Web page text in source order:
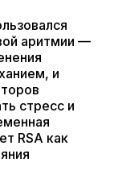
аритмии —
и
стресс и
RSA как